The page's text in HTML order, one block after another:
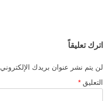
اترك تعليقاً
لن يتم نشر عنوان بريدك الإلكتروني.
التعليق *